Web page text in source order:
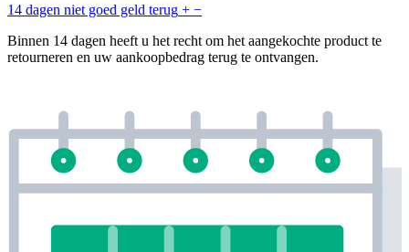
14 dagen niet goed geld terug + −
Binnen 14 dagen heeft u het recht om het aangekochte product te
retourneren en uw aankoopbedrag terug te ontvangen.